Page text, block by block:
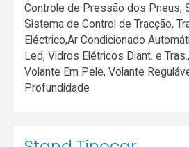
Controle de Pressão dos Pneus,
Sistema de Control de Tracção,
Eléctrico,Ar Condicionado
Led, Vidros Elétricos Diant. e
Volante Em Pele, Volante
Profundidade